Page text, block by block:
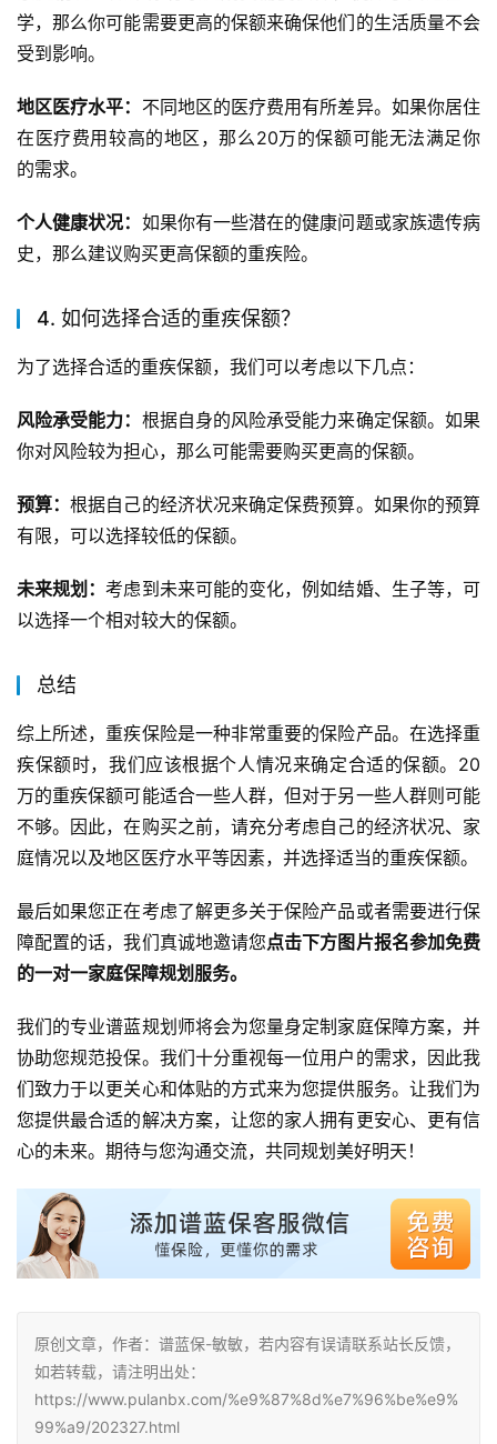
学，那么你可能需要更高的保额来确保他们的生活质量不会
受到影响。
地区医疗水平： 不同地区的医疗费用有所差异。如果你居住
在医疗费用较高的地区，那么20万的保额可能无法满足你
的需求。
个人健康状况： 如果你有一些潜在的健康问题或家族遗传病
史，那么建议购买更高保额的重疾险。
4. 如何选择合适的重疾保额？
为了选择合适的重疾保额，我们可以考虑以下几点：
风险承受能力： 根据自身的风险承受能力来确定保额。如果
你对风险较为担心，那么可能需要购买更高的保额。
预算：根据自己的经济状况来确定保费预算。如果你的预算
有限，可以选择较低的保额。
未来规划：考虑到未来可能的变化，例如结婚、生子等，可
以选择一个相对较大的保额。
总结
综上所述，重疾保险是一种非常重要的保险产品。在选择重
疾保额时，我们应该根据个人情况来确定合适的保额。20
万的重疾保额可能适合一些人群，但对于另一些人群则可能
不够。因此，在购买之前，请充分考虑自己的经济状况、家
庭情况以及地区医疗水平等因素，并选择适当的重疾保额。
最后如果您正在考虑了解更多关于保险产品或者需要进行保
障配置的话，我们真诚地邀请您点击下方图片报名参加免费
的一对一家庭保障规划服务。
我们的专业谱蓝规划师将会为您量身定制家庭保障方案，并
协助您规范投保。我们十分重视每一位用户的需求，因此我
们致力于以更关心和体贴的方式来为您提供服务。让我们为
您提供最合适的解决方案，让您的家人拥有更安心、更有信
心的未来。期待与您沟通交流，共同规划美好明天！
原创文章，作者：谱蓝保-敏敏，若内容有误请联系站长反馈，
如若转载，请注明出处：
https://www.pulanbx.com/%e9%87%8d%e7%96%be%e9%
99%a9/202327.html